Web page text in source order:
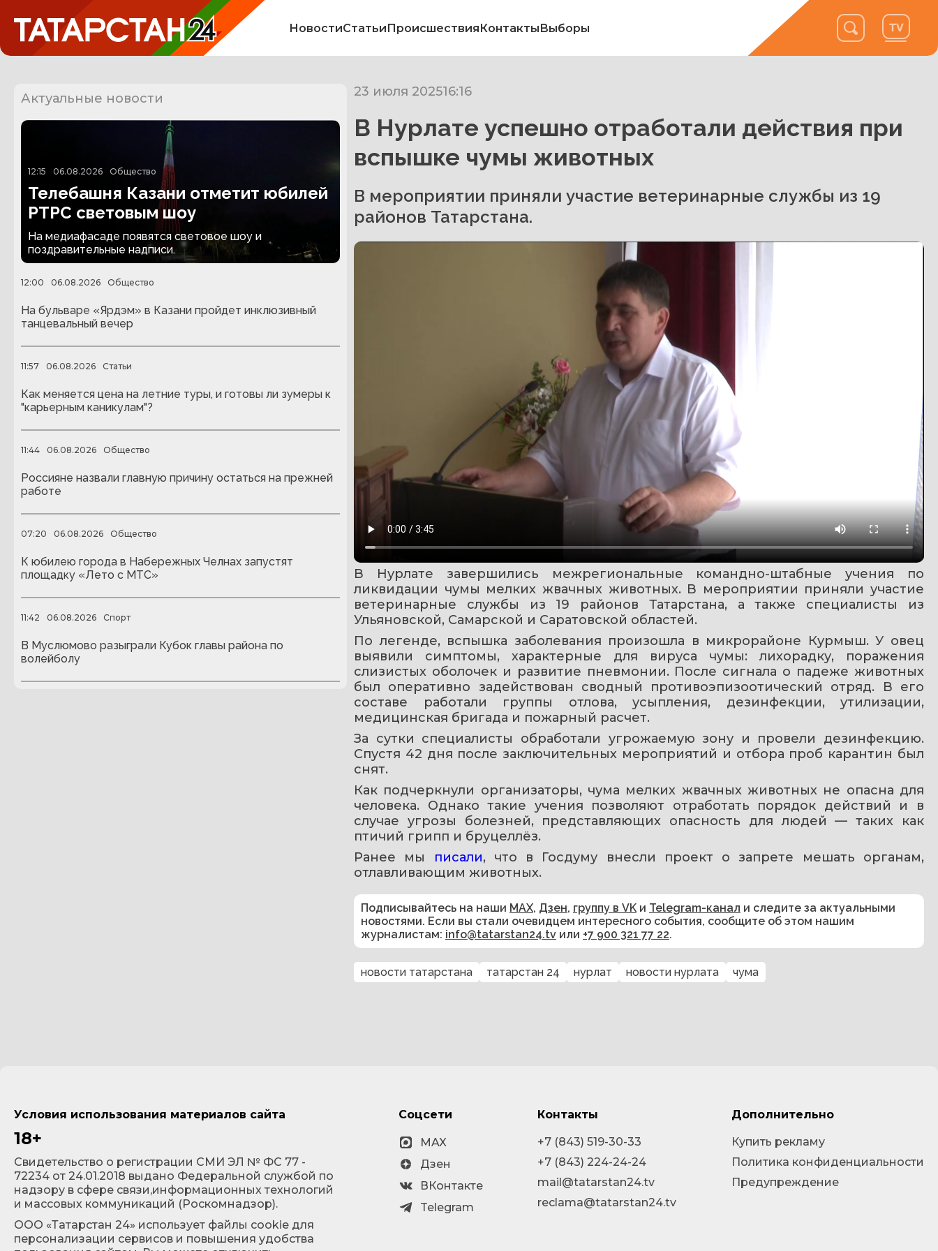
НовостиСтатьиПроисшествияКонтактыВыборы
Актуальные новости
12:15 06.08.2026 Общество
Телебашня Казани отметит юбилей
РТРС световым шоу
На медиафасаде появятся световое шоу и
поздравительные надписи.
12:00 06.08.2026 Общество
На бульваре «Ярдэм» в Казани пройдет инклюзивный
танцевальный вечер
11:57 06.08.2026 Статьи
Как меняется цена на летние туры, и готовы ли зумеры к
"карьерным каникулам"?
11:44 06.08.2026 Общество
Россияне назвали главную причину остаться на прежней
работе
07:20 06.08.2026 Общество
К юбилею города в Набережных Челнах запустят
площадку «Лето с МТС»
11:42 06.08.2026 Спорт
В Муслюмово разыграли Кубок главы района по
волейболу
23 июля 202516:16
В Нурлате успешно отработали действия при
вспышке чумы животных
В мероприятии приняли участие ветеринарные службы из 19
районов Татарстана.
В Нурлате завершились межрегиональные командно-штабные учения по
ликвидации чумы мелких жвачных животных. В мероприятии приняли участие
ветеринарные службы из 19 районов Татарстана, а также специалисты из
Ульяновской, Самарской и Саратовской областей.
По легенде, вспышка заболевания произошла в микрорайоне Курмыш. У овец
выявили симптомы, характерные для вируса чумы: лихорадку, поражения
слизистых оболочек и развитие пневмонии. После сигнала о падеже животных
был оперативно задействован сводный противоэпизоотический отряд. В его
составе работали группы отлова, усыпления, дезинфекции, утилизации,
медицинская бригада и пожарный расчет.
За сутки специалисты обработали угрожаемую зону и провели дезинфекцию.
Спустя 42 дня после заключительных мероприятий и отбора проб карантин был
снят.
Как подчеркнули организаторы, чума мелких жвачных животных не опасна для
человека. Однако такие учения позволяют отработать порядок действий и в
случае угрозы болезней, представляющих опасность для людей — таких как
птичий грипп и бруцеллёз.
Ранее мы
писали, что в Госдуму внесли проект о запрете мешать органам,
отлавливающим животных.
Подписывайтесь на наши MAX, Дзен, группу в VK и Telegram-канал и следите за актуальными
новостями. Если вы стали очевидцем интересного события, сообщите об этом нашим
журналистам: info@tatarstan24.tv или +7 900 321 77 22.
новости татарстана татарстан 24 нурлат новости нурлата чума
Условия использования материалов сайта
18+
Cвидетельство о регистрации СМИ ЭЛ № ФС 77 -
72234 от 24.01.2018 выдано Федеральной службой по
надзору в сфере связи,информационных технологий
и массовых коммуникаций (Роскомнадзор).
ООО «Татарстан 24» использует файлы cookie для
персонализации сервисов и повышения удобства
Соцсети
MAX
Дзен
ВКонтакте
Telegram
Контакты
+7 (843) 519-30-33
+7 (843) 224-24-24
mail@tatarstan24.tv
reclama@tatarstan24.tv
Дополнительно
Купить рекламу
Политика конфиденциальности
Предупреждение